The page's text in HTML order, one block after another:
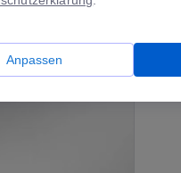
Anpassen